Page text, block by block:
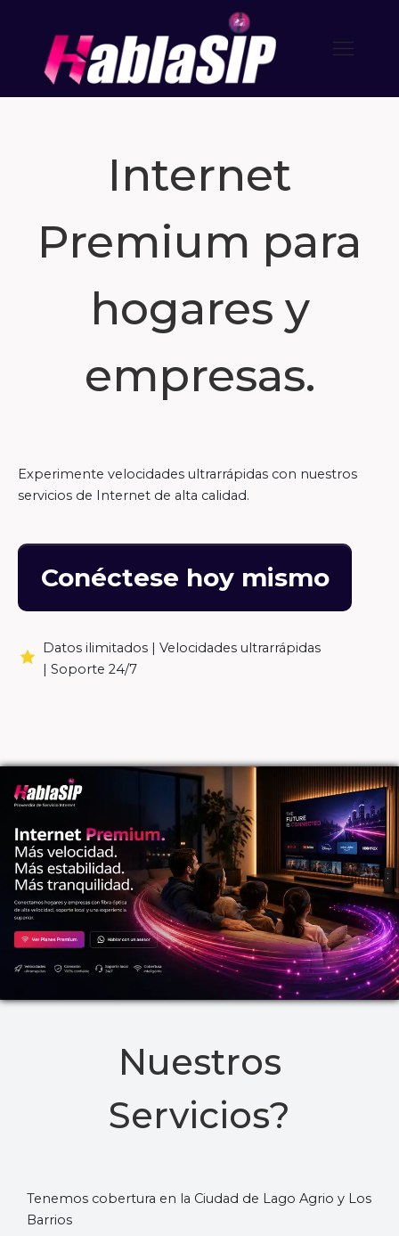
Internet
Premium para
hogares y
empresas.
Experimente velocidades ultrarrápidas con nuestros
servicios de Internet de alta calidad.
Conéctese hoy mismo
Datos ilimitados | Velocidades ultrarrápidas
| Soporte 24/7
Nuestros
Servicios?
Tenemos cobertura en la Ciudad de Lago Agrio y Los
Barrios